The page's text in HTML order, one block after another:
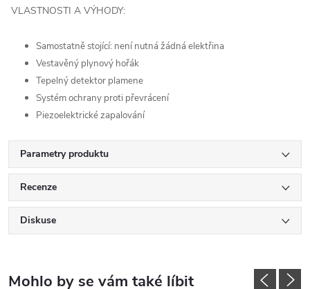
VLASTNOSTI A VÝHODY:
Samostatně stojící: není nutná žádná elektřina
Vestavěný plynový hořák
Tepelný detektor plamene
Systém ochrany proti převrácení
Piezoelektrické zapalování
Parametry produktu
Recenze
Diskuse